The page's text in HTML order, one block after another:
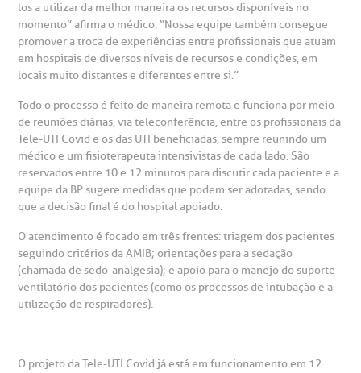
los a utilizar da melhor maneira os recursos disponíveis no
momento” afirma o médico. “Nossa equipe também consegue
promover a troca de experiências entre profissionais que atuam
em hospitais de diversos níveis de recursos e condições, em
locais muito distantes e diferentes entre si.”
Todo o processo é feito de maneira remota e funciona por meio
de reuniões diárias, via teleconferência, entre os profissionais da
Tele-UTI Covid e os das UTI beneficiadas, sempre reunindo um
médico e um fisioterapeuta intensivistas de cada lado. São
reservados entre 10 e 12 minutos para discutir cada paciente e a
equipe da BP sugere medidas que podem ser adotadas, sendo
que a decisão final é do hospital apoiado.
O atendimento é focado em três frentes: triagem dos pacientes
seguindo critérios da AMIB; orientações para a sedação
(chamada de sedo-analgesia); e apoio para o manejo do suporte
ventilatório dos pacientes (como os processos de intubação e a
utilização de respiradores).
O projeto da Tele-UTI Covid já está em funcionamento em 12